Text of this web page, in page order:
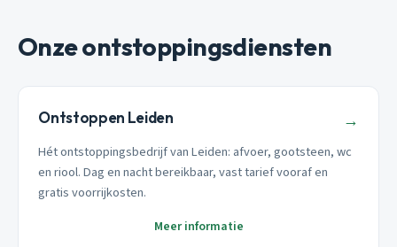
Onze ontstoppingsdiensten
Ontstoppen Leiden →
Hét ontstoppingsbedrijf van Leiden: afvoer, gootsteen, wc
en riool. Dag en nacht bereikbaar, vast tarief vooraf en
gratis voorrijkosten.
Meer informatie